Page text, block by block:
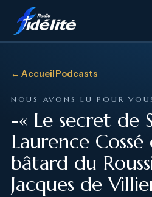
← Accueil·Podcasts
NOUS AVONS LU POUR
-« Le secret de
Laurence
bâtard du
Jacques de